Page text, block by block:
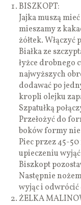
BISZKOPT:
Jajka muszą
mieszamy z
żółtek.
Białka ze
łyżce drobnego
najwyższych
dodawać po
kropli olejku
Szpatułką
Przełożyć do
boków formy
Piec przez 45-
upieczeniu
Biszkopt
Następnie
wyjąc i
ŻELKA